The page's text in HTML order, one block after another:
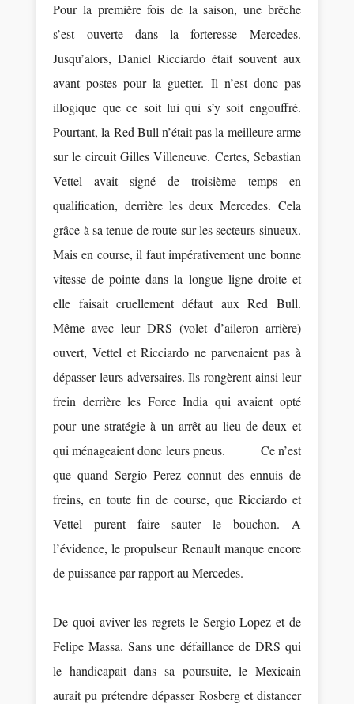
Pour la première fois de la saison, une brêche
s’est ouverte dans la forteresse Mercedes.
Jusqu’alors, Daniel Ricciardo était souvent aux
avant postes pour la guetter. Il n’est donc pas
illogique que ce soit lui qui s’y soit engouffré.
Pourtant, la Red Bull n’était pas la meilleure arme
sur le circuit Gilles Villeneuve. Certes, Sebastian
Vettel avait signé de troisième temps en
qualification, derrière les deux Mercedes. Cela
grâce à sa tenue de route sur les secteurs sinueux.
Mais en course, il faut impérativement une bonne
vitesse de pointe dans la longue ligne droite et
elle faisait cruellement défaut aux Red Bull.
Même avec leur DRS (volet d’aileron arrière)
ouvert, Vettel et Ricciardo ne parvenaient pas à
dépasser leurs adversaires. Ils rongèrent ainsi leur
frein derrière les Force India qui avaient opté
pour une stratégie à un arrêt au lieu de deux et
qui ménageaient donc leurs pneus. Ce n’est
que quand Sergio Perez connut des ennuis de
freins, en toute fin de course, que Ricciardo et
Vettel purent faire sauter le bouchon. A
l’évidence, le propulseur Renault manque encore
de puissance par rapport au Mercedes.
De quoi aviver les regrets le Sergio Lopez et de
Felipe Massa. Sans une défaillance de DRS qui
le handicapait dans sa poursuite, le Mexicain
aurait pu prétendre dépasser Rosberg et distancer